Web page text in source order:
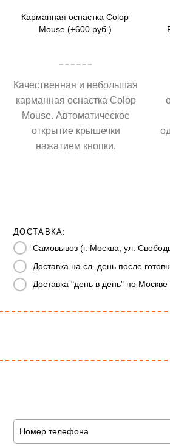
Карманная оснастка Colop
Mouse (+600 руб.)
Качественная и небольшая
карманная оснастка Colop
Mouse. Автоматическое
открытие крышечки
нажатием кнопки.
ДОСТАВКА:
Самовывоз (г. Москва, ул.
Доставка на сл. день после
Доставка "день в день" по